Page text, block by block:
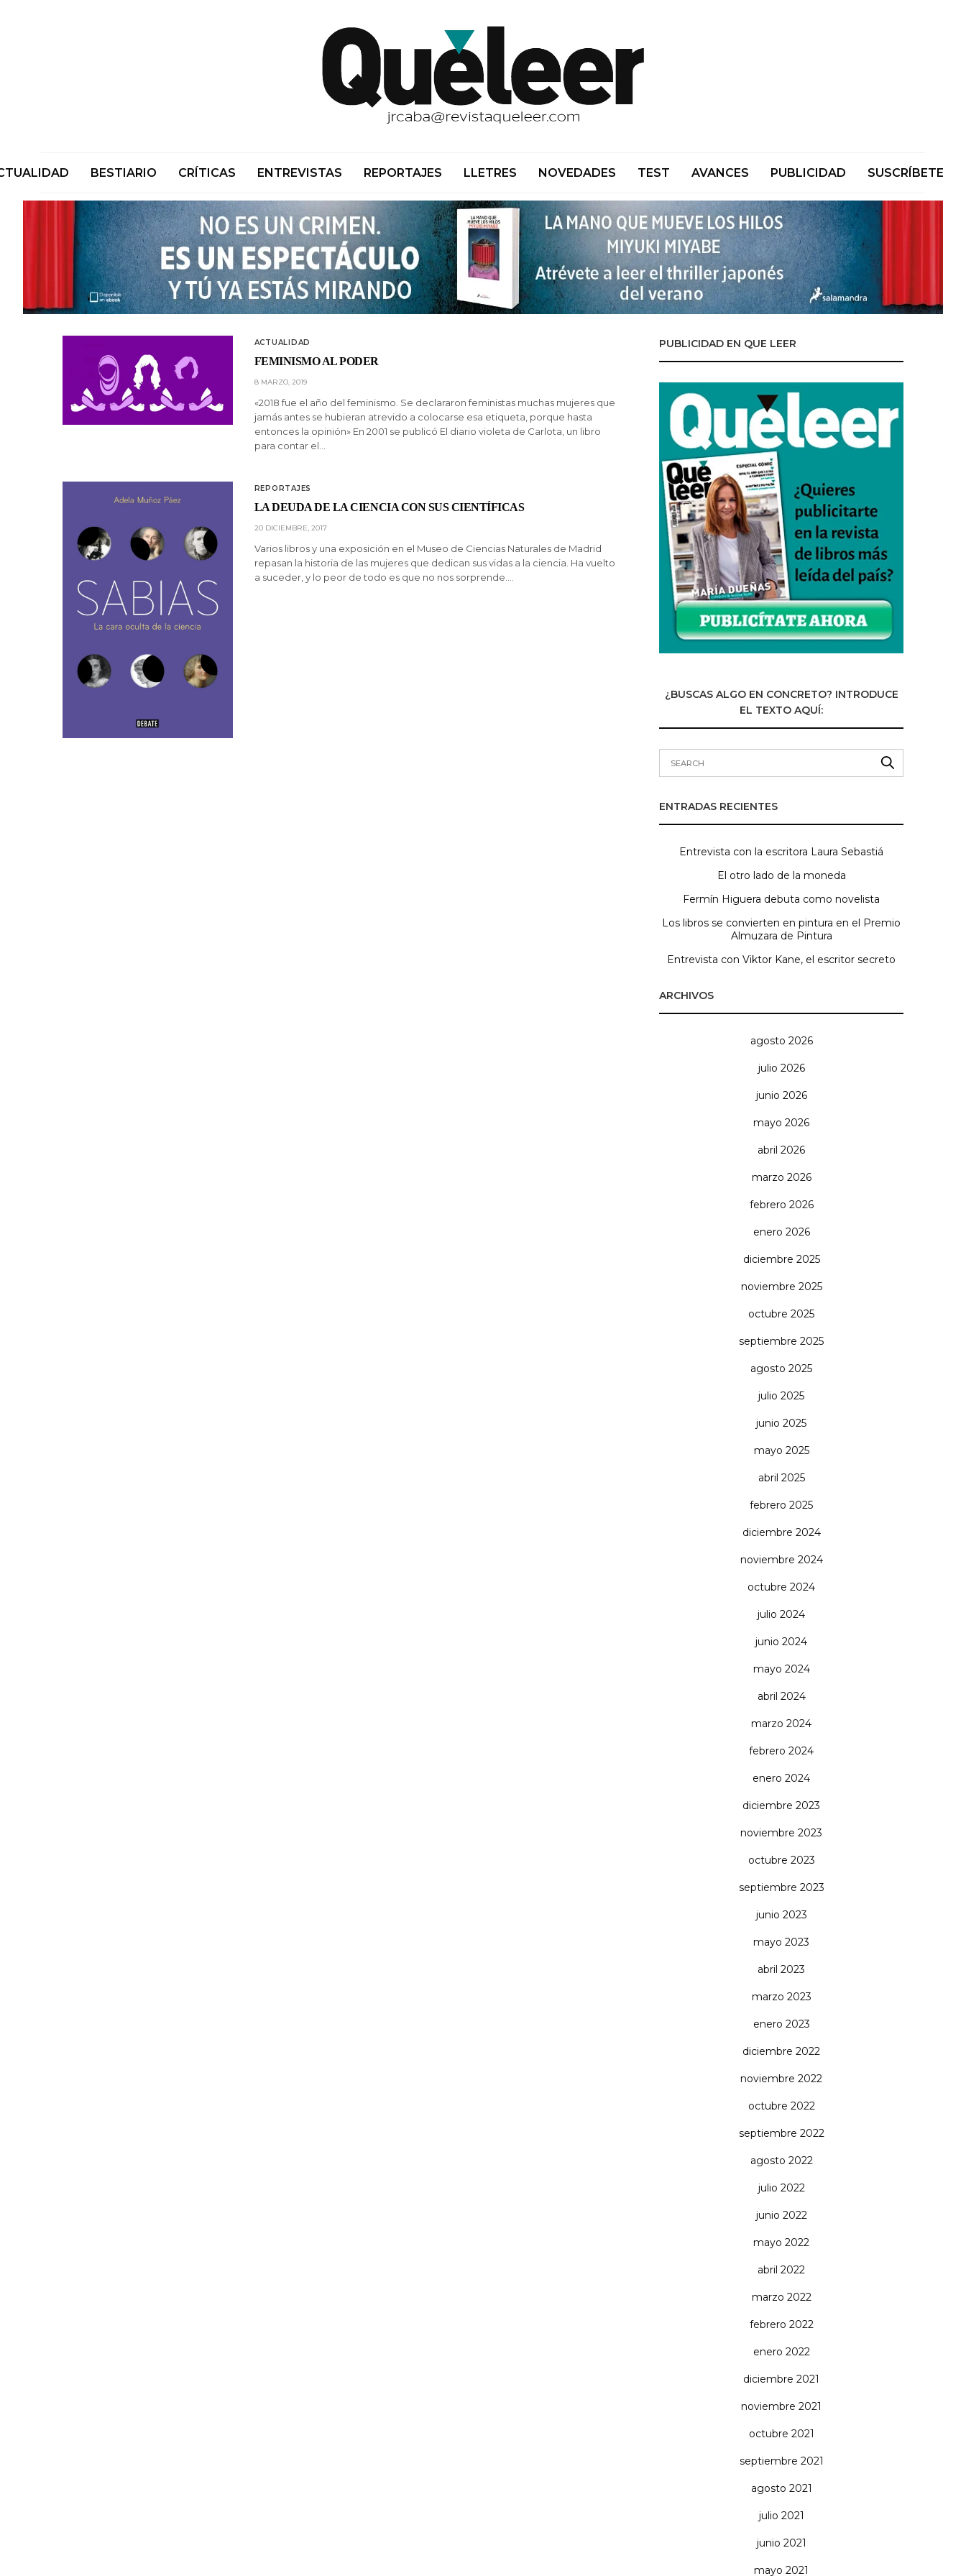
BESTIARIO CRÍTICAS ENTREVISTAS REPORTAJES LLETRES NOVEDADES TEST AVANCES PUBLICIDAD SUSCRÍBETE
ACTUALIDAD
FEMINISMO AL PODER
8 MARZO, 2019
«2018 fue el año del feminismo. Se declararon feministas muchas mujeres que
jamás antes se hubieran atrevido a colocarse esa etiqueta, porque hasta
entonces la opinión» En 2001 se publicó El diario violeta de Carlota, un libro
para contar el…
REPORTAJES
LA DEUDA DE LA CIENCIA CON SUS CIENTÍFICAS
20 DICIEMBRE, 2017
Varios libros y una exposición en el Museo de Ciencias Naturales de Madrid
repasan la historia de las mujeres que dedican sus vidas a la ciencia. Ha vuelto
a suceder, y lo peor de todo es que no nos sorprende.…
PUBLICIDAD EN QUE LEER
¿BUSCAS ALGO EN CONCRETO? INTRODUCE
EL TEXTO AQUÍ:
ENTRADAS RECIENTES
Entrevista con la escritora Laura Sebastiá
El otro lado de la moneda
Fermín Higuera debuta como novelista
Los libros se convierten en pintura en el Premio
Almuzara de Pintura
Entrevista con Viktor Kane, el escritor secreto
ARCHIVOS
agosto 2026
julio 2026
junio 2026
mayo 2026
abril 2026
marzo 2026
febrero 2026
enero 2026
diciembre 2025
noviembre 2025
octubre 2025
septiembre 2025
agosto 2025
julio 2025
junio 2025
mayo 2025
abril 2025
febrero 2025
diciembre 2024
noviembre 2024
octubre 2024
julio 2024
junio 2024
mayo 2024
abril 2024
marzo 2024
febrero 2024
enero 2024
diciembre 2023
noviembre 2023
octubre 2023
septiembre 2023
junio 2023
mayo 2023
abril 2023
marzo 2023
enero 2023
diciembre 2022
noviembre 2022
octubre 2022
septiembre 2022
agosto 2022
julio 2022
junio 2022
mayo 2022
abril 2022
marzo 2022
febrero 2022
enero 2022
diciembre 2021
noviembre 2021
octubre 2021
septiembre 2021
agosto 2021
julio 2021
junio 2021
mayo 2021